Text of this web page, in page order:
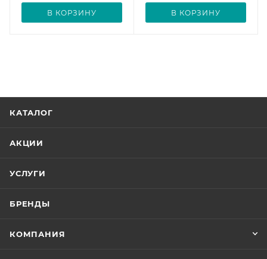
В КОРЗИНУ В КОРЗИНУ
КАТАЛОГ
АКЦИИ
УСЛУГИ
БРЕНДЫ
КОМПАНИЯ